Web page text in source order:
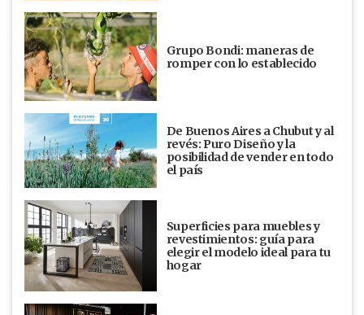
Grupo Bondi: maneras de
romper con lo establecido
De Buenos Aires a Chubut y al
revés: Puro Diseño y la
posibilidad de vender en todo
el país
Superficies para muebles y
revestimientos: guía para
elegir el modelo ideal para tu
hogar